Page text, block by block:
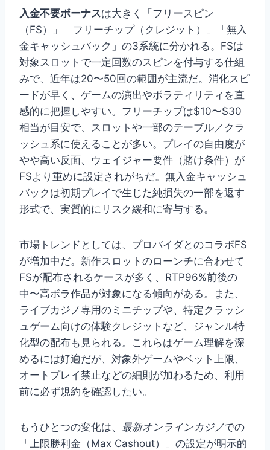
入金不要ボーナスは大きく「フリースピン
（FS）」「フリーチップ（クレジット）」「無入
金キャッシュバック」の3系統に分かれる。FSは
対象スロットで一定回数のスピンを付与する仕組
みで、近年は20〜50回の範囲が主流だ。消化スピ
ードが早く、ゲームの演出やボラティリティを直
感的に把握しやすい。フリーチップは$10〜$30
相当が目安で、スロットや一部のテーブル／クラ
ッシュ系に使えることが多い。プレイの自由度が
やや高い反面、ウェイジャー要件（賭け条件）が
FSより重めに設定されがちだ。無入金キャッシュ
バックは初期プレイで生じた純損失の一部を返す
形式で、実質的にリスク緩和に寄与する。
市場トレンドとしては、プロバイダとのコラボFS
が増加中だ。新作スロットのローンチに合わせて
FSが配布されるケースが多く、RTP96%前後の
中〜高ボラ作品が対象になる傾向がある。また、
ライブカジノ専用のミニチップや、特定クラッシ
ュゲーム向けの体験クレジットなど、ジャンル特
化型の配布も見られる。これらはゲーム理解を深
めるには好適だが、対象外ゲームやベット上限、
オートプレイ禁止などの細則が加わるため、利用
前に必ず規約を確認したい。
もうひとつの変化は、 最新オンラインカジノでの
「上限勝利金（Max Cashout）」の設定が明示的